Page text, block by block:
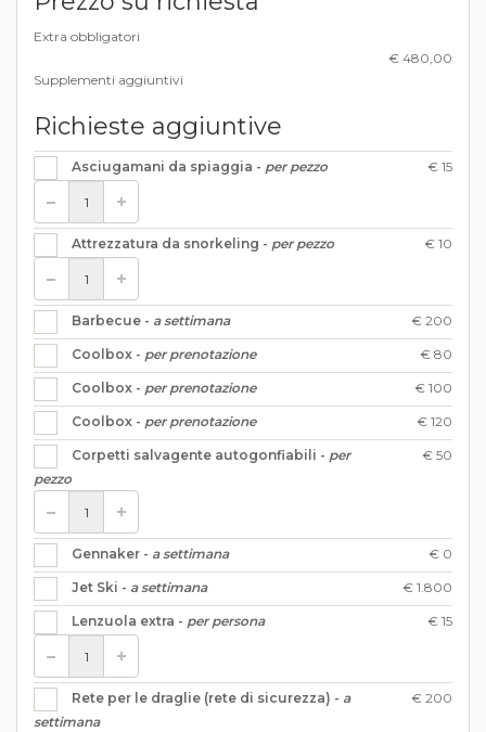
Extra obbligatori
€ 480,00
Supplementi aggiuntivi
Richieste aggiuntive
Asciugamani da spiaggia - per pezzo € 15
Attrezzatura da snorkeling - per pezzo € 10
Barbecue - a settimana € 200
Coolbox - per prenotazione € 80
Coolbox - per prenotazione € 100
Coolbox - per prenotazione € 120
Corpetti salvagente autogonfiabili - per
pezzo
€ 50
Gennaker - a settimana € 0
Jet Ski - a settimana € 1.800
Lenzuola extra - per persona € 15
Rete per le draglie (rete di sicurezza) - a
settimana
€ 200